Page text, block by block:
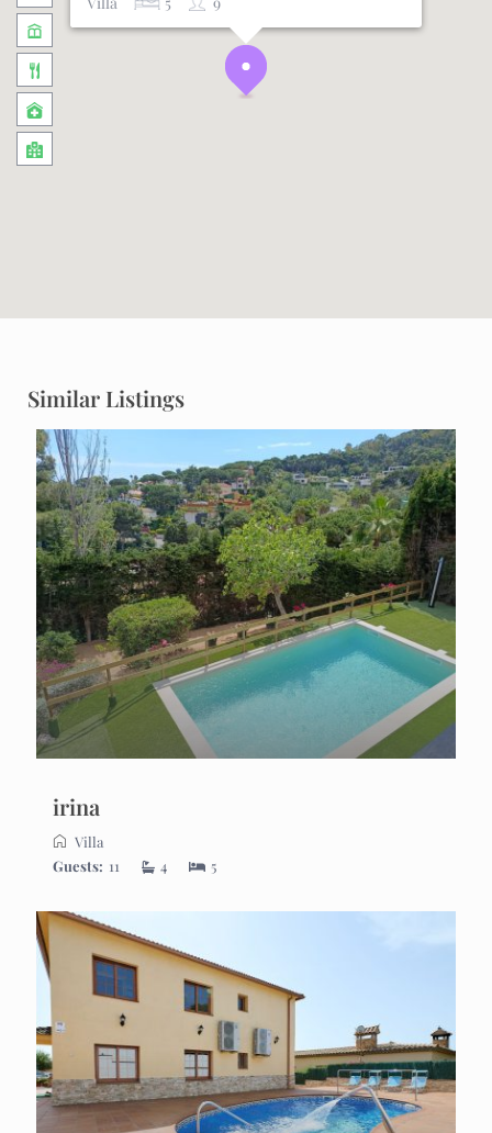
Similar Listings
irina
Villa
Guests: 11 4 5